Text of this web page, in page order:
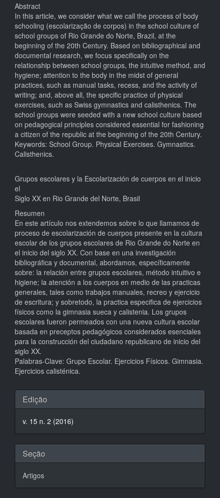
Abstract
In this article, we consider what we call the process of body
schooling (escolarização de corpos) in the school culture of
school groups of Rio Grande do Norte, Brazil, at the
beginning of the 20th Century. Based on bibliographical and
documental research, we focus specifically on the
relationship between school groups, the intuitive method, and
hygiene; attention to the body in the midst of general
practices, such as manual tasks, recess, and the activity of
writing; and, above all, the specific practice of physical
exercises, such as Swiss gymnastics and calisthenics. The
school groups were seeded with a new school culture based
on pedagogical principles considered essential for fashioning
a citizen of the republic at the beginning of the 20th Century.
Keywords: School Group. Physical Exercises. Gymnastics.
Calisthenics.
Grupos escolares y la Escolarización de cuerpos en el inicio
el
Siglo XX en Rio Grande del Norte, Brasil
Resumen
En este artículo nos extendemos sobre lo que llamamos de
proceso de escolarización de cuerpos presente en la cultura
escolar de los grupos escolares de Rio Grande do Norte en
el inicio del siglo XX. Con base en una investigación
bibliográfica y documental, abordamos, específicamente
sobre: la relación entre grupos escolares, método intuitivo e
higiene; la atención a los cuerpos en medio de las practicas
generales, tales como trabajos manuales, recreo y ejercicio
de escritura; y sobretodo, la practica especifica de ejercicios
físicos como la gimnasia sueca y calistenia. Los grupos
escolares fueron permeados con una nueva cultura escolar
basada en preceptos pedagógicos considerados esenciales
para la construcción del ciudadano republicano de inicio del
siglo XX.
Palabras-Clave: Grupo Escolar. Ejercicios Físicos. Gimnasia.
Ejercicios calisténica.
Detalhes
do
artigo
Edição
v. 15 n. 2 (2016)
Seção
Artigos